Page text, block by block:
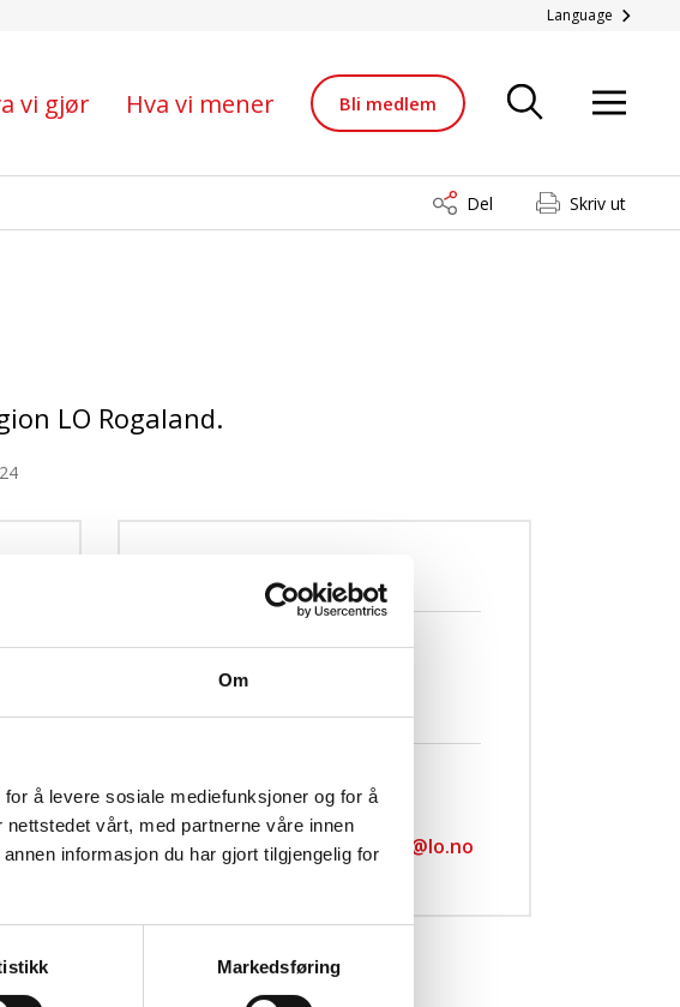
Om
å levere sosiale mediefunksjoner og for å
vårt, med partnerne våre innen
informasjon du har gjort tilgjengelig for
Markedsføring
Language
vi gjør Hva vi mener Bli medlem
Del Skriv ut
LO Rogaland.
Aron Jacobsen Schaanning
faglig ungdomssekretær
+4740066410
E-post:
aron.jacobsen.schaanning@lo.no